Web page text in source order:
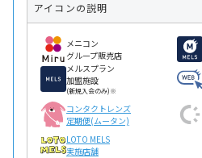
アイコンの説明
メニコン
グループ販売店
メルスプラン
加盟施設
(新規入会のみ)※
コンタクトレンズ
定期便(ムータン)
LOTO MELS
実施店舗